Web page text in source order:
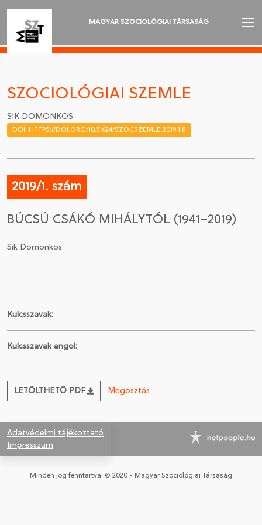
MAGYAR SZOCIOLÓGIAI TÁRSASÁG
AKTUALITÁSOK
VÁNDORGYŰLÉSEK
SZAKOSZTÁLYOK
DÍJAK
NYELVVÁLASZTÁS
TAGSÁGOMAT
SZOCIOLÓGIAI SZEMLE
SIK DOMONKOS
DOI: HTTPS://DOI.ORG/10.51624/SZOCSZEMLE.2019.1.8
2019/1. szám
BÚCSÚ CSÁKÓ MIHÁLYTÓL (1941–2019)
Sik Domonkos
Kulcsszavak:
Kulcsszavak angol:
LETÖLTHETŐ PDF Megosztás
Adatvédelmi tájékoztató
Impresszum
Minden jog fenntartva. © 2020 - Magyar Szociológiai Társaság